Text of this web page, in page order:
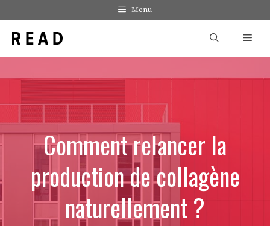
au
contenu
Menu
Comment relancer la
production de collagène
naturellement ?